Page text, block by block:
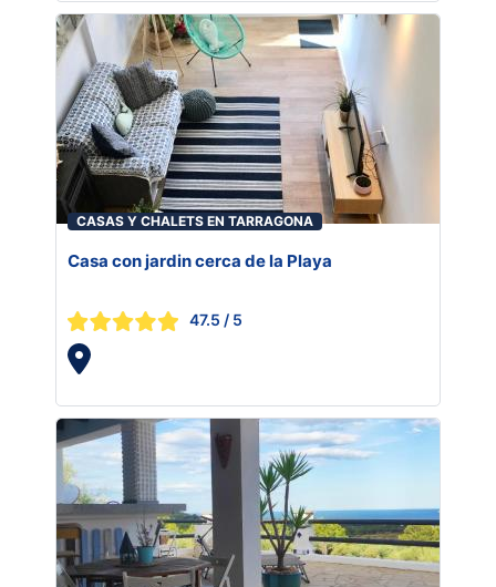
CASAS Y CHALETS EN TARRAGONA
Casa con jardin cerca de la Playa
47.5 / 5